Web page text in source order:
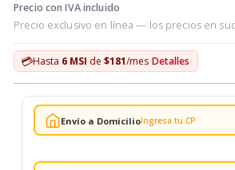
Precio con IVA incluido
Precio exclusivo en línea — los precios en
💳Hasta 6 MSI de $181/mes Detalles
Envío a DomicilioIngresa tu CP